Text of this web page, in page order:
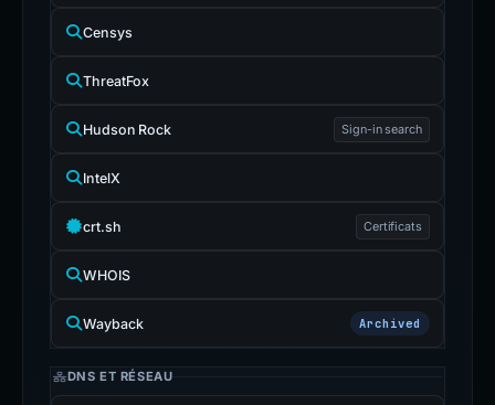
Censys
ThreatFox
Hudson Rock Sign-in search
IntelX
crt.sh Certificats
WHOIS
Wayback Archived
DNS ET RÉSEAU